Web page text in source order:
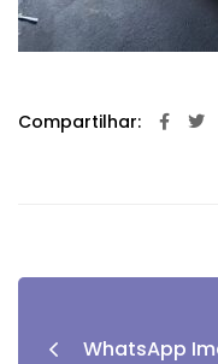
Compartilhar:
WhatsApp